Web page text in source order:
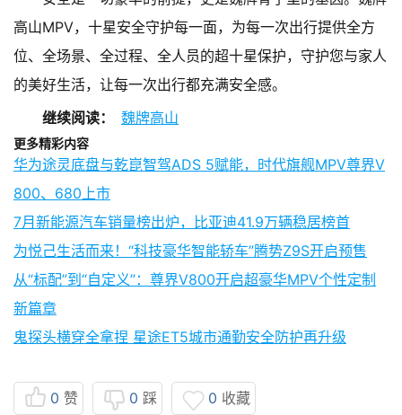
高山MPV，十星安全守护每一面，为每一次出行提供全方
位、全场景、全过程、全人员的超十星保护，守护您与家人
的美好生活，让每一次出行都充满安全感。
继续阅读：
魏牌高山
更多精彩内容
华为途灵底盘与乾崑智驾ADS 5赋能，时代旗舰MPV尊界V
800、680上市
7月新能源汽车销量榜出炉，比亚迪41.9万辆稳居榜首
为悦己生活而来！“科技豪华智能轿车”腾势Z9S开启预售
从“标配”到“自定义”：尊界V800开启超豪华MPV个性定制
新篇章
鬼探头横穿全拿捏 星途ET5城市通勤安全防护再升级
0 赞 0 踩 0 收藏